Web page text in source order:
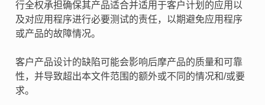
行全权承担确保其产品适合并适用于客户计划的应用以
及对应用程序进行必要测试的责任，以期避免应用程序
或产品的故障情况。
客户产品设计的缺陷可能会影响后摩产品的质量和可靠
性，并导致超出本文件范围的额外或不同的情况和/或要
求。